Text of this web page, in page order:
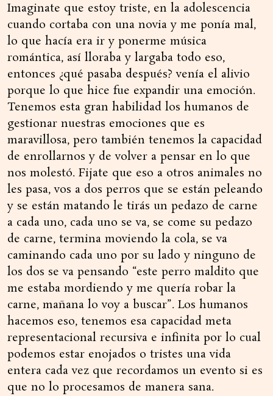
Imaginate que estoy triste, en la adolescencia
cuando cortaba con una novia y me ponía mal,
lo que hacía era ir y ponerme música
romántica, así lloraba y largaba todo eso,
entonces ¿qué pasaba después? venía el alivio
porque lo que hice fue expandir una emoción.
Tenemos esta gran habilidad los humanos de
gestionar nuestras emociones que es
maravillosa, pero también tenemos la capacidad
de enrollarnos y de volver a pensar en lo que
nos molestó. Fijate que eso a otros animales no
les pasa, vos a dos perros que se están peleando
y se están matando le tirás un pedazo de carne
a cada uno, cada uno se va, se come su pedazo
de carne, termina moviendo la cola, se va
caminando cada uno por su lado y ninguno de
los dos se va pensando “este perro maldito que
me estaba mordiendo y me quería robar la
carne, mañana lo voy a buscar”. Los humanos
hacemos eso, tenemos esa capacidad meta
representacional recursiva e infinita por lo cual
podemos estar enojados o tristes una vida
entera cada vez que recordamos un evento si es
que no lo procesamos de manera sana.